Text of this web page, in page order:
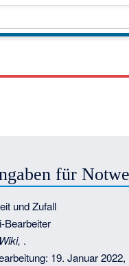
für
und Zufall
Bearbeiter
.
19. Januar 2022,